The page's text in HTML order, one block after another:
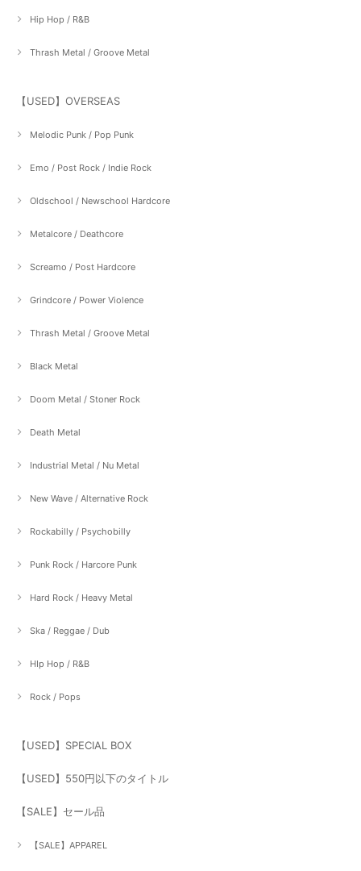
Hip Hop / R&B
Thrash Metal / Groove Metal
【USED】OVERSEAS
Melodic Punk / Pop Punk
Emo / Post Rock / Indie Rock
Oldschool / Newschool Hardcore
Metalcore / Deathcore
Screamo / Post Hardcore
Grindcore / Power Violence
Thrash Metal / Groove Metal
Black Metal
Doom Metal / Stoner Rock
Death Metal
Industrial Metal / Nu Metal
New Wave / Alternative Rock
Rockabilly / Psychobilly
Punk Rock / Harcore Punk
Hard Rock / Heavy Metal
Ska / Reggae / Dub
HIp Hop / R&B
Rock / Pops
【USED】SPECIAL BOX
【USED】550円以下のタイトル
【SALE】セール品
【SALE】APPAREL